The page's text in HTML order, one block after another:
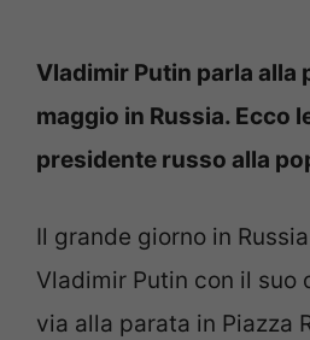
Vladimir Putin parla alla
maggio in Russia. Ecco
presidente russo alla
Il grande giorno in
Vladimir Putin con il suo
via alla parata in Piazza